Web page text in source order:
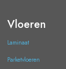
Vloeren
Laminaat
Parketvloeren